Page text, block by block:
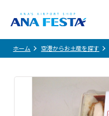
ホーム 空港からお土産を探す